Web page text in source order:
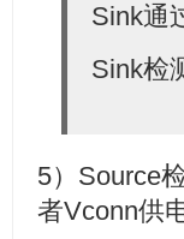
Sink通
Sink检
5）Source
者Vconn供电